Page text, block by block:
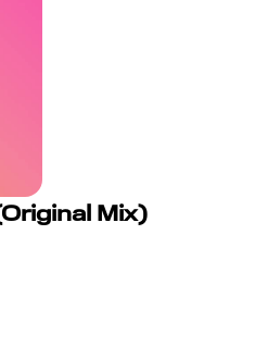
Mix)